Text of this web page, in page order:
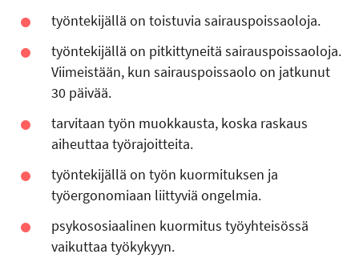
työntekijällä on toistuvia sairauspoissaoloja.
työntekijällä on pitkittyneitä sairauspoissaoloja.
Viimeistään, kun sairauspoissaolo on jatkunut
30 päivää.
tarvitaan työn muokkausta, koska raskaus
aiheuttaa työrajoitteita.
työntekijällä on työn kuormituksen ja
työergonomiaan liittyviä ongelmia.
psykososiaalinen kuormitus työyhteisössä
vaikuttaa työkykyyn.